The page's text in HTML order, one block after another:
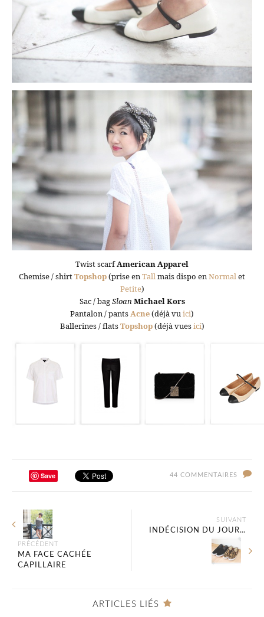
Twist scarfAmerican Apparel
Chemise / shirtTopshop(prise enTallmais dispo enNormalet
Petite)
Sac / bagSloanMichael Kors
Pantalon / pantsAcne(déjà vuici)
Ballerines / flatsTopshop(déjà vuesici)
Save 44 COMMENTAIRES
PRÉCÉDENT
MA FACE CACHÉE
CAPILLAIRE
SUIVANT
INDÉCISION DU JOUR…
ARTICLES LIÉS